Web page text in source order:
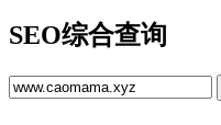
SEO综合查询